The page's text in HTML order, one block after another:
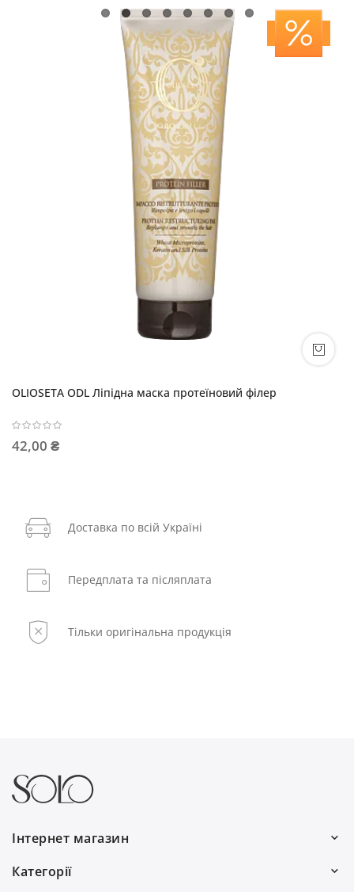
OLIOSETA ODL Ліпідна маска протеїновий філер
42,00 ₴
Доставка по всій Україні
Передплата та післяплата
Тільки оригінальна продукція
Інтернет магазин
Пн–Пт: 10:00–19:00
Категорії